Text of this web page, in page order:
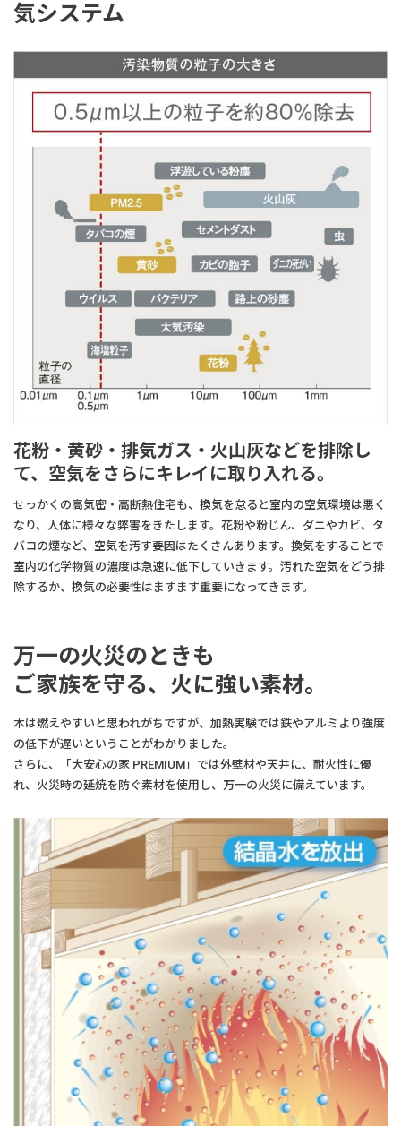
気システム
花粉・黄砂・排気ガス・火山灰などを排除し
て、空気をさらにキレイに取り入れる。
せっかくの高気密・高断熱住宅も、換気を怠ると室内の空気環境は悪く
なり、人体に様々な弊害をきたします。花粉や粉じん、ダニやカビ、タ
バコの煙など、空気を汚す要因はたくさんあります。換気をすることで
室内の化学物質の濃度は急速に低下していきます。汚れた空気をどう排
除するか、換気の必要性はますます重要になってきます。
万一の火災のときも
ご家族を守る、 火に強い素材。
木は燃えやすいと思われがちですが、加熱実験では鉄やアルミより強度
の低下が遅いということがわかりました。
さらに、「大安心の家 PREMIUM」では外壁材や天井に、耐火性に優
れ、火災時の延焼を防ぐ素材を使用し、万一の火災に備えています。